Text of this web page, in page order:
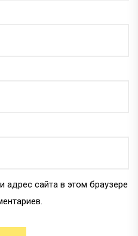
адрес сайта в этом браузере